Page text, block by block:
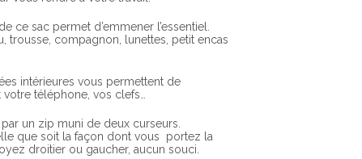
ce sac permet d’emmener l’essentiel.
trousse, compagnon, lunettes, petit encas
intérieures vous permettent de
téléphone, vos clefs…
un zip muni de deux curseurs.
que soit la façon dont vous portez la
droitier ou gaucher, aucun souci.